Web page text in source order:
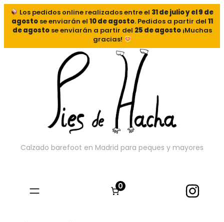
Los pedidos online realizados entre el 31 de julio y el 9 de
agostose enviarán el 10 de agosto. Pedidos a partir del 11
de agostose enviarán a partir del 25 de agosto¡Muchas
gracias!
Calzado barefoot en Madrid para peques y mayores
0